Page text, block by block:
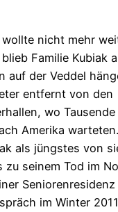
wollte nicht mehr
Familie Kubiak
auf der Veddel
entfernt von den
wo
Amerika
als jüngstes von
zu seinem Tod im
Seniorenresidenz
im Winter